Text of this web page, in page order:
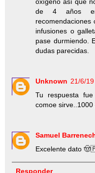
de 4 años
recomendaciones
infusiones o
pase durmiendo.
dudas parecidas.
Unknown 21/6/19
Tu respuesta
comoe sirve..1000
Samuel
Excelente dato
Responder